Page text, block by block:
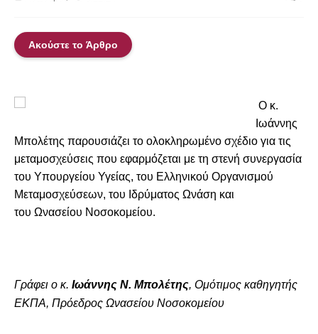
Ακούστε το Άρθρο
Ο κ.
Ιωάννης
Μπολέτης παρουσιάζει το ολοκληρωμένο σχέδιο για τις
μεταμοσχεύσεις που εφαρμόζεται με τη στενή συνεργασία
του Υπουργείου Υγείας, του Ελληνικού Οργανισμού
Μεταμοσχεύσεων, του Ιδρύματος Ωνάση και
του Ωνασείου Νοσοκομείου.
Γράφει ο κ. Ιωάννης Ν. Μπολέτης, Ομότιμος καθηγητής
ΕΚΠΑ, Πρόεδρος Ωνασείου Νοσοκομείου